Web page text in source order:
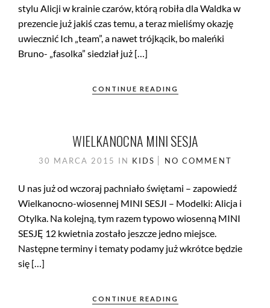
stylu Alicji w krainie czarów, którą robiła dla Waldka w
prezencie już jakiś czas temu, a teraz mieliśmy okazję
uwiecznić Ich „team”, a nawet trójkącik, bo maleńki
Bruno- „fasolka” siedział już […]
CONTINUE READING
WIELKANOCNA MINI SESJA
30 MARCA 2015 IN KIDS NO COMMENT
U nas już od wczoraj pachniało świętami – zapowiedź
Wielkanocno-wiosennej MINI SESJI – Modelki: Alicja i
Otylka. Na kolejną, tym razem typowo wiosenną MINI
SESJĘ 12 kwietnia zostało jeszcze jedno miejsce.
Następne terminy i tematy podamy już wkrótce będzie
się […]
CONTINUE READING